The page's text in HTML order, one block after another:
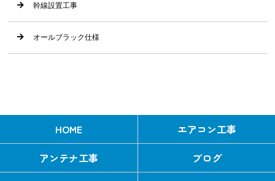
幹線設置工事
オールブラック仕様
HOME
エアコン工事
アンテナ工事
ブログ